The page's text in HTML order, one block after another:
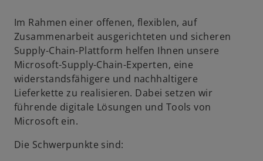
Im Rahmen einer offenen, flexiblen, auf
Zusammenarbeit ausgerichteten und sicheren
Supply-Chain-Plattform helfen Ihnen unsere
Microsoft-Supply-Chain-Experten, eine
widerstandsfähigere und nachhaltigere
Lieferkette zu realisieren. Dabei setzen wir
führende digitale Lösungen und Tools von
Microsoft ein.
Die Schwerpunkte sind: